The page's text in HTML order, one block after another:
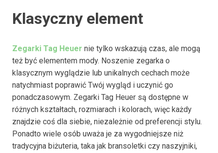
Klasyczny element
Zegarki Tag Heuer nie tylko wskazują czas, ale mogą
też być elementem mody. Noszenie zegarka o
klasycznym wyglądzie lub unikalnych cechach może
natychmiast poprawić Twój wygląd i uczynić go
ponadczasowym. Zegarki Tag Heuer są dostępne w
różnych kształtach, rozmiarach i kolorach, więc każdy
znajdzie coś dla siebie, niezależnie od preferencji stylu.
Ponadto wiele osób uważa je za wygodniejsze niż
tradycyjna biżuteria, taka jak bransoletki czy naszyjniki,